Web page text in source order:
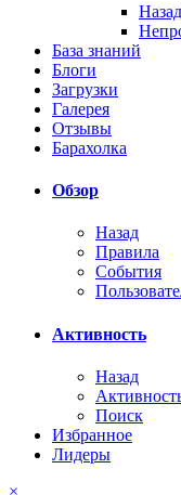
Назад
База знаний
Блоги
Загрузки
Галерея
Отзывы
Барахолка
Обзор
Назад
Правила
События
Активность
Назад
Поиск
Избранное
Лидеры
×